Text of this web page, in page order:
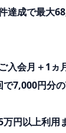
達成で最大
入会月＋1ヵ
で7,000円分
円以上利用